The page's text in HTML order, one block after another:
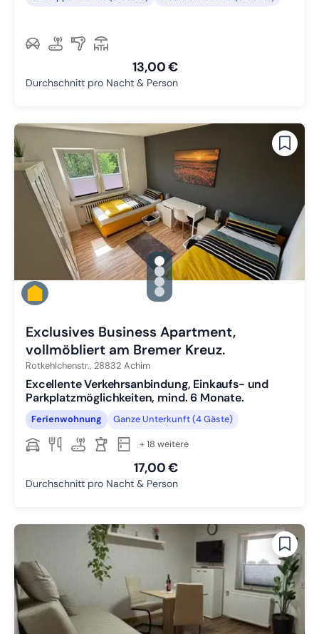
13,00 €
Durchschnitt pro Nacht & Person
gallery.slide_selector
Zu Slide 1 wechseln
Zu Slide 2 wechseln
Zu Slide 3 wechseln
Zu Slide 4 wechseln
Exclusives Business Apartment,
vollmöbliert am Bremer Kreuz.
Rotkehlchenstr., 28832 Achim
Excellente Verkehrsanbindung, Einkaufs- und
Parkplatzmöglichkeiten, mind. 6 Monate.
Ferienwohnung Ganze Unterkunft (4 Gäste)
+ 18 weitere
17,00 €
Durchschnitt pro Nacht & Person